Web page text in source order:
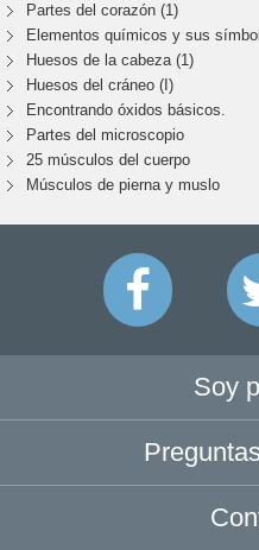
Partes del corazón (1)
Elementos químicos y sus
Huesos de la cabeza (1)
Huesos del cráneo (I)
Encontrando óxidos básicos.
Partes del microscopio
25 músculos del cuerpo
Músculos de pierna y muslo
Soy